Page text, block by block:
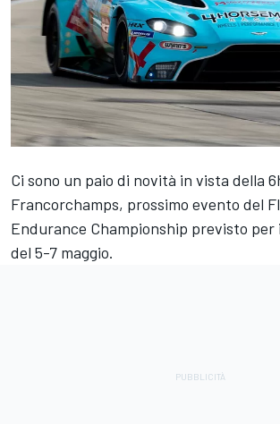
Ci sono un paio di novità in vista della
Francorchamps, prossimo evento del
Endurance Championship previsto
del 5-7 maggio.